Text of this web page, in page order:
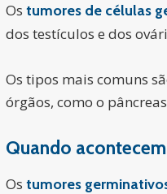
Os tumores de células
dos testículos e dos
Os tipos mais comuns
órgãos, como o
Quando
Os tumores